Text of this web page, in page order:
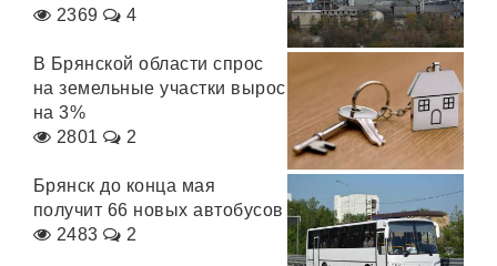
2369
4
В Брянской области спрос
на земельные участки вырос
на 3%
2801
2
Брянск до конца мая
получит 66 новых автобусов
2483
2